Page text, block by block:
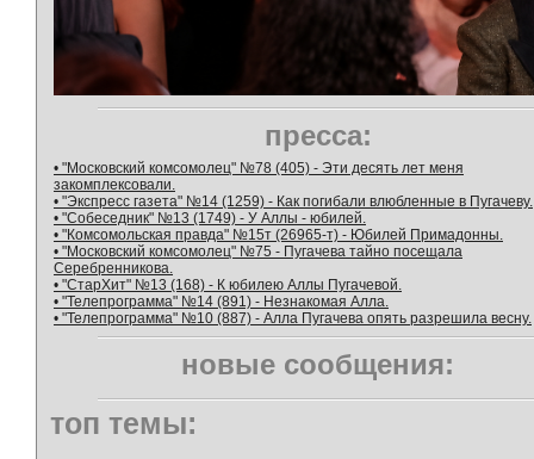
пресса:
• "Московский комсомолец" №78 (405) - Эти десять лет меня
закомплексовали.
• "Экспресс газета" №14 (1259) - Как погибали влюбленные в Пугачеву.
• "Собеседник" №13 (1749) - У Аллы - юбилей.
• "Комсомольская правда" №15т (26965-т) - Юбилей Примадонны.
• "Московский комсомолец" №75 - Пугачева тайно посещала
Серебренникова.
• "СтарХит" №13 (168) - К юбилею Аллы Пугачевой.
• "Телепрограмма" №14 (891) - Незнакомая Алла.
• "Телепрограмма" №10 (887) - Алла Пугачева опять разрешила весну.
новые сообщения:
топ темы: